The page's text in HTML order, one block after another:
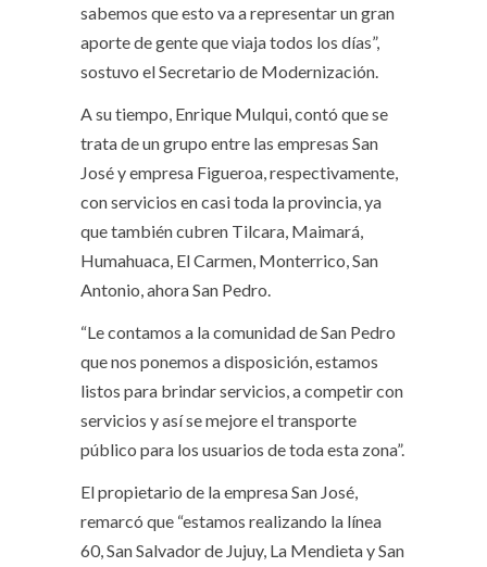
sabemos que esto va a representar un gran
aporte de gente que viaja todos los días”,
sostuvo el Secretario de Modernización.
A su tiempo, Enrique Mulqui, contó que se
trata de un grupo entre las empresas San
José y empresa Figueroa, respectivamente,
con servicios en casi toda la provincia, ya
que también cubren Tilcara, Maimará,
Humahuaca, El Carmen, Monterrico, San
Antonio, ahora San Pedro.
“Le contamos a la comunidad de San Pedro
que nos ponemos a disposición, estamos
listos para brindar servicios, a competir con
servicios y así se mejore el transporte
público para los usuarios de toda esta zona”.
El propietario de la empresa San José,
remarcó que “estamos realizando la línea
60, San Salvador de Jujuy, La Mendieta y San